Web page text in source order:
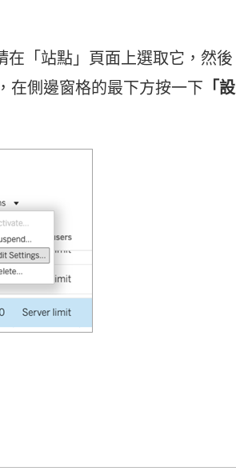
「站點」頁面上選取它，然後
在側邊窗格的最下方按一下 「設